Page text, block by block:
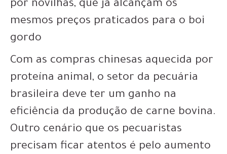
por novilhas, que já alcançam os
mesmos preços praticados para o boi
gordo
Com as compras chinesas aquecida por
proteína animal, o setor da pecuária
brasileira deve ter um ganho na
eficiência da produção de carne bovina.
Outro cenário que os pecuaristas
precisam ficar atentos é pelo aumento